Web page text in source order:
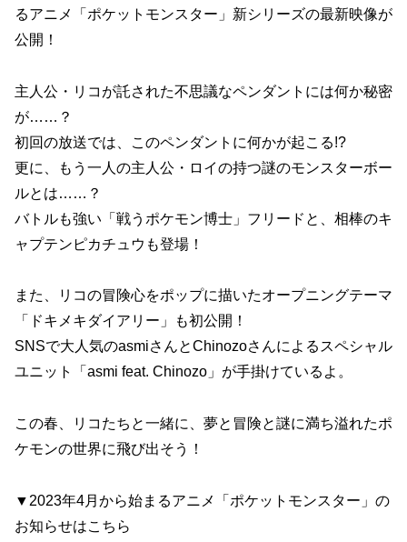
るアニメ「ポケットモンスター」新シリーズの最新映像が
公開！
主人公・リコが託された不思議なペンダントには何か秘密
が……？
初回の放送では、このペンダントに何かが起こる!?
更に、もう一人の主人公・ロイの持つ謎のモンスターボー
ルとは……？
バトルも強い「戦うポケモン博士」フリードと、相棒のキ
ャプテンピカチュウも登場！
また、リコの冒険心をポップに描いたオープニングテーマ
「ドキメキダイアリー」も初公開！
SNSで大人気のasmiさんとChinozoさんによるスペシャル
ユニット「asmi feat. Chinozo」が手掛けているよ。
この春、リコたちと一緒に、夢と冒険と謎に満ち溢れたポ
ケモンの世界に飛び出そう！
▼2023年4月から始まるアニメ「ポケットモンスター」の
お知らせはこちら